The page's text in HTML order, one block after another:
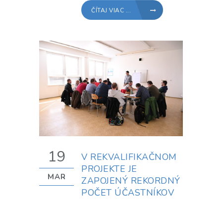
ČÍTAJ VIAC ...
19
MAR
V REKVALIFIKAČNOM
PROJEKTE JE
ZAPOJENÝ REKORDNÝ
POČET ÚČASTNÍKOV